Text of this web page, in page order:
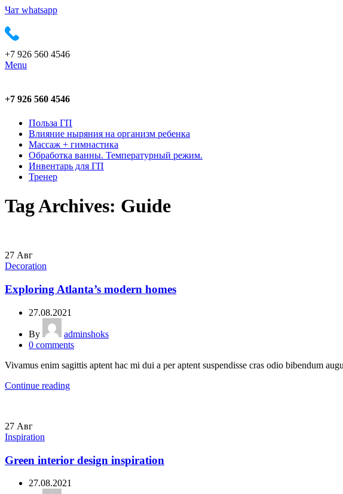
Чат whatsapp
+7 926 560 4546
Menu
+7 926 560 4546
Польза ГП
Влияние ныряния на организм ребенка
Массаж + гимнастика
Обработка ванны. Температурный режим.
Инвентарь для ГП
Тренер
Tag Archives: Guide
27 Авг
Decoration
Exploring Atlanta’s modern homes
27.08.2021
By
adminshoks
0 comments
Vivamus enim sagittis aptent hac mi dui a per aptent suspendisse cras odio bibendum
Continue reading
27 Авг
Inspiration
Green interior design inspiration
27.08.2021